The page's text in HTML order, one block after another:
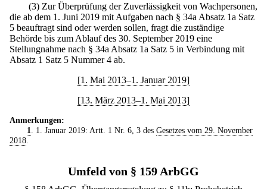
(3) Zur Überprüfung der Zuverlässigkeit von Wachpersonen,
die ab dem 1. Juni 2019 mit Aufgaben nach § 34a Absatz 1a Satz
5 beauftragt sind oder werden sollen, fragt die zuständige
Behörde bis zum Ablauf des 30. September 2019 eine
Stellungnahme nach § 34a Absatz 1a Satz 5 in Verbindung mit
Absatz 1 Satz 5 Nummer 4 ab.
[1. Mai 2013–1. Januar 2019]
[13. März 2013–1. Mai 2013]
Anmerkungen:
1
. 1. Januar 2019: Artt. 1 Nr. 6, 3 des Gesetzes vom 29. November
2018
Umfeld von § 159 ArbGG